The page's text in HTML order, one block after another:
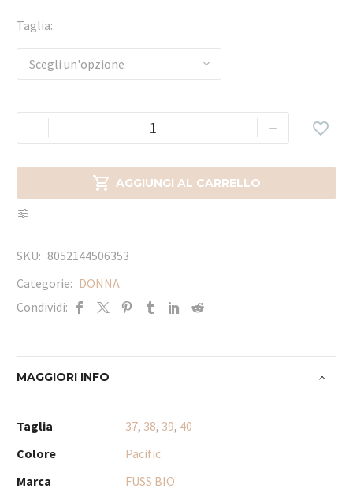
Taglia
Scegli un'opzione
- +
 AGGIUNGI AL CARRELLO

SKU: 8052144506353
Categorie: DONNA
Condividi:
MAGGIORI INFO
Taglia 37, 38, 39, 40
Colore
Pacific
Marca
FUSS BIO